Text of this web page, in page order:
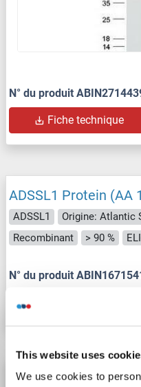
This website uses
We use cookies to
N° du produit
Fiche technique
ADSSL1 Protein (AA
ADSSL1 Origine: Atlantic
Recombinant
> 90 %
N° du produit
ADSSL1 Protein